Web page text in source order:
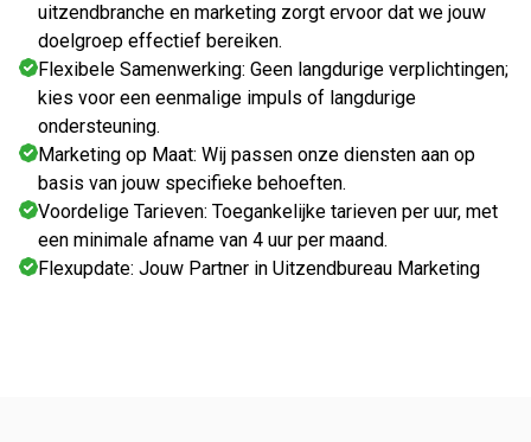
uitzendbranche en marketing zorgt ervoor dat we jouw
doelgroep effectief bereiken.
Flexibele Samenwerking: Geen langdurige verplichtingen;
kies voor een eenmalige impuls of langdurige
ondersteuning.
Marketing op Maat: Wij passen onze diensten aan op
basis van jouw specifieke behoeften.
Voordelige Tarieven: Toegankelijke tarieven per uur, met
een minimale afname van 4 uur per maand.
Flexupdate: Jouw Partner in Uitzendbureau Marketing